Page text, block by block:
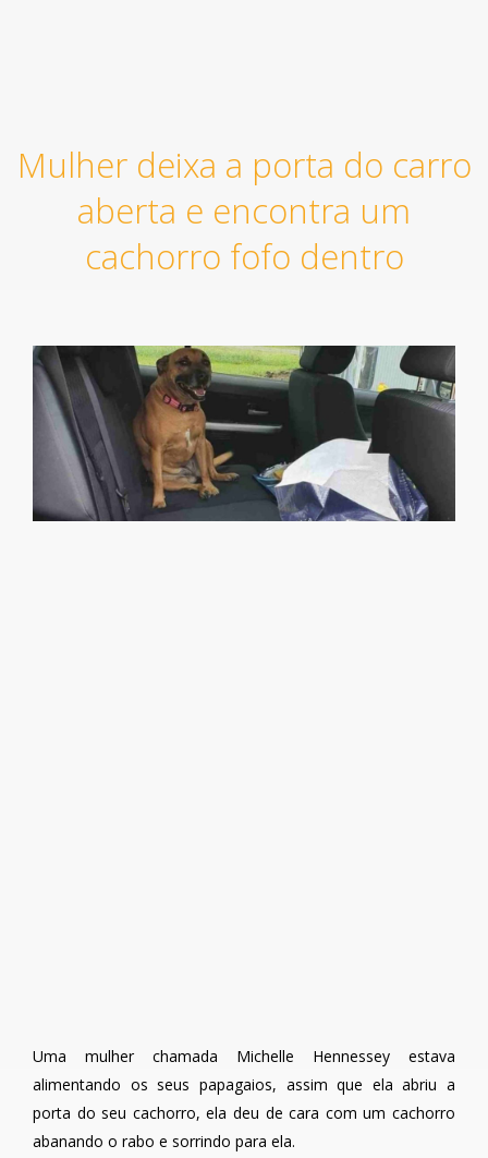
Mulher deixa a porta do carro
aberta e encontra um
cachorro fofo dentro
Uma mulher chamada Michelle Hennessey estava
alimentando os seus papagaios, assim que ela abriu a
porta do seu cachorro, ela deu de cara com um cachorro
abanando o rabo e sorrindo para ela.